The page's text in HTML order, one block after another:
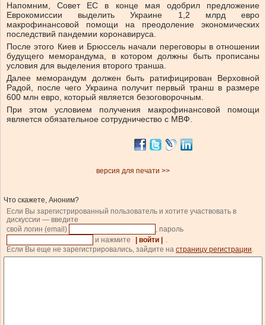
Напомним, Совет ЕС в конце мая одобрил предложение
Еврокомиссии выделить Украине 1,2 млрд евро
макрофинансовой помощи на преодоление экономических
последствий пандемии коронавируса.
После этого Киев и Брюссель начали переговоры в отношении
будущего меморандума, в котором должны быть прописаны
условия для выделения второго транша.
Далее меморандум должен быть ратифицирован Верховной
Радой, после чего Украина получит первый транш в размере
600 млн евро, который является безоговорочным.
При этом условием получения макрофинансовой помощи
является обязательное сотрудничество с МВФ.
версия для печати >>
Что скажете, Аноним?
Если Вы зарегистрированный пользователь и хотите участвовать в
дискуссии — введите
свой логин (email)
, пароль
и нажмите
| войти |
.
Если Вы еще не зарегистрировались, зайдите на страницу регистрации.